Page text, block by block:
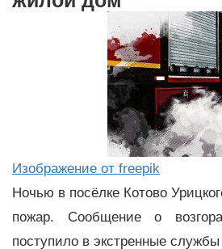
Изображение от freepik
Ночью в посёлке Котово
пожар. Сообщение о
поступило в экстренные